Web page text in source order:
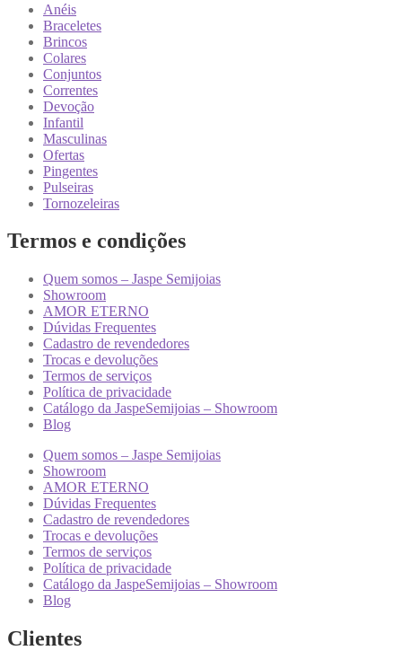
Anéis
Braceletes
Brincos
Colares
Conjuntos
Correntes
Devoção
Infantil
Masculinas
Ofertas
Pingentes
Pulseiras
Tornozeleiras
Termos e condições
Quem somos – Jaspe Semijoias
Showroom
AMOR ETERNO
Dúvidas Frequentes
Cadastro de revendedores
Trocas e devoluções
Termos de serviços
Política de privacidade
Catálogo da JaspeSemijoias – Showroom
Blog
Quem somos – Jaspe Semijoias
Showroom
AMOR ETERNO
Dúvidas Frequentes
Cadastro de revendedores
Trocas e devoluções
Termos de serviços
Política de privacidade
Catálogo da JaspeSemijoias – Showroom
Blog
Clientes